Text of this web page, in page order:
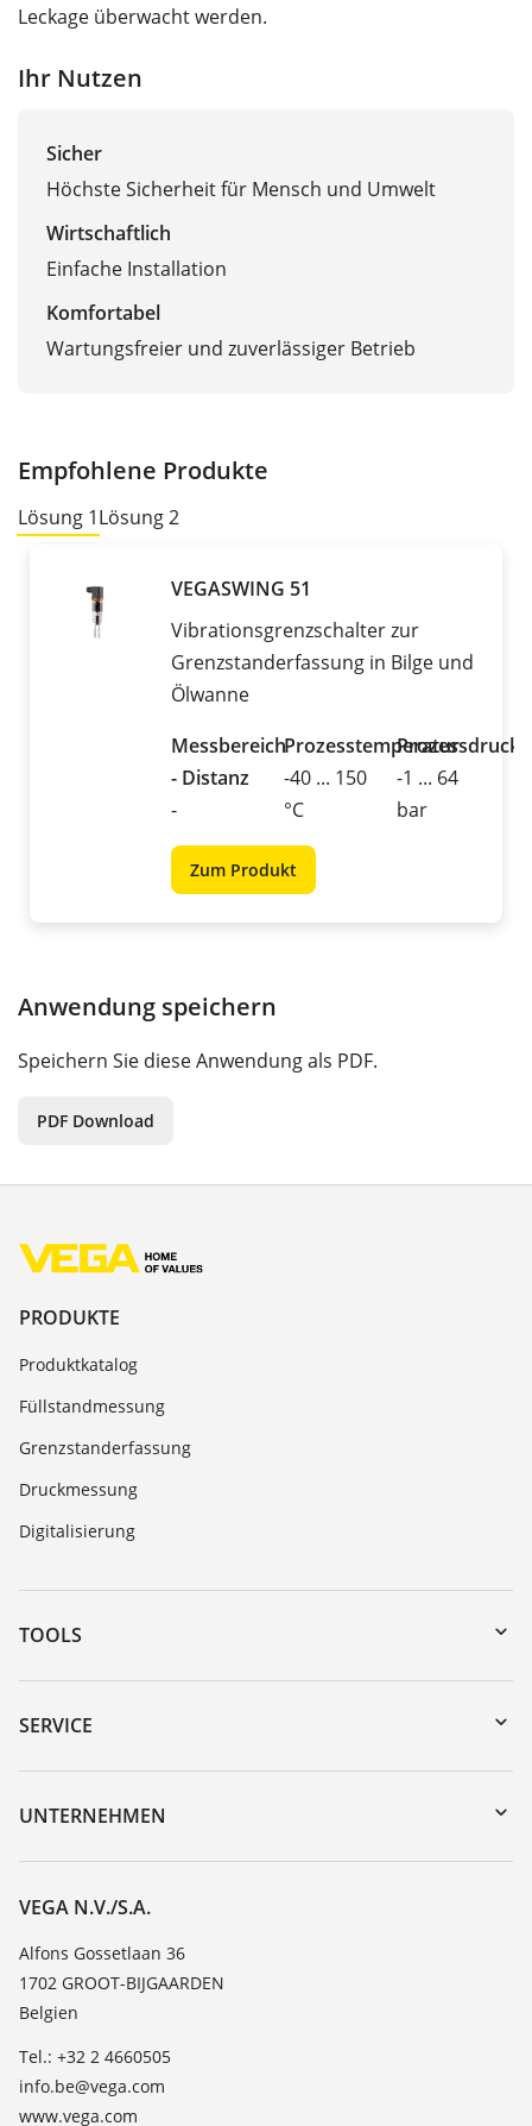
Leckage überwacht werden.
Ihr Nutzen
Sicher
Höchste Sicherheit für Mensch und Umwelt
Wirtschaftlich
Einfache Installation
Komfortabel
Wartungsfreier und zuverlässiger Betrieb
Empfohlene Produkte
Lösung 1Lösung 2
VEGASWING 51
Vibrationsgrenzschalter zur
Grenzstanderfassung in Bilge und
Ölwanne
Messbereich
- Distanz
-
Prozesstemperatur
-40 ... 150
°C
Prozessdruck
-1 ... 64
bar
Zum Produkt
Anwendung speichern
Speichern Sie diese Anwendung als PDF.
PDF Download
PRODUKTE
Produktkatalog
Füllstandmessung
Grenzstanderfassung
Druckmessung
Digitalisierung
TOOLS
Download-Center
Gerätesuche (Seriennummer)
DTM Collection/PACTware
SERVICE
Geräterücksendung
Trainings
TeamViewer
UNTERNEHMEN
Über VEGA
Kontakt
News
Presse
Blog
VEGA N.V./S.A.
Alfons Gossetlaan 36
1702 GROOT-BIJGAARDEN
Belgien
Tel.: +32 2 4660505
info.be@vega.com
www.vega.com